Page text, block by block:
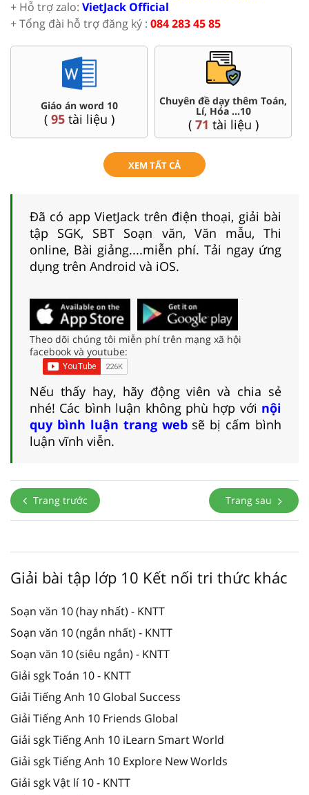
+ Hỗ trợ zalo: VietJack Official
+ Tổng đài hỗ trợ đăng ký : 084 283 45 85
Giáo án word 10
( 95tài liệu )
Chuyên đề dạy thêm Toán,
Lí, Hóa ...10
( 71 tài liệu )
XEM TẤT CẢ
Đã có app VietJack trên điện thoại, giải bài
tập SGK, SBT Soạn văn, Văn mẫu, Thi
online, Bài giảng....miễn phí. Tải ngay ứng
dụng trên Android và iOS.
Theo dõi chúng tôi miễn phí trên mạng xã hội
facebook và youtube:
Nếu thấy hay, hãy động viên và chia sẻ
nhé! Các bình luận không phù hợp với nội
quy bình luận trang websẽ bị cấm bình
luận vĩnh viễn.
Trang trước Trang sau
Giải bài tập lớp 10 Kết nối tri thức khác
Soạn văn 10 (hay nhất) - KNTT
Soạn văn 10 (ngắn nhất) - KNTT
Soạn văn 10 (siêu ngắn) - KNTT
Giải sgk Toán 10 - KNTT
Giải Tiếng Anh 10 Global Success
Giải Tiếng Anh 10 Friends Global
Giải sgk Tiếng Anh 10 iLearn Smart World
Giải sgk Tiếng Anh 10 Explore New Worlds
Giải sgk Vật lí 10 - KNTT